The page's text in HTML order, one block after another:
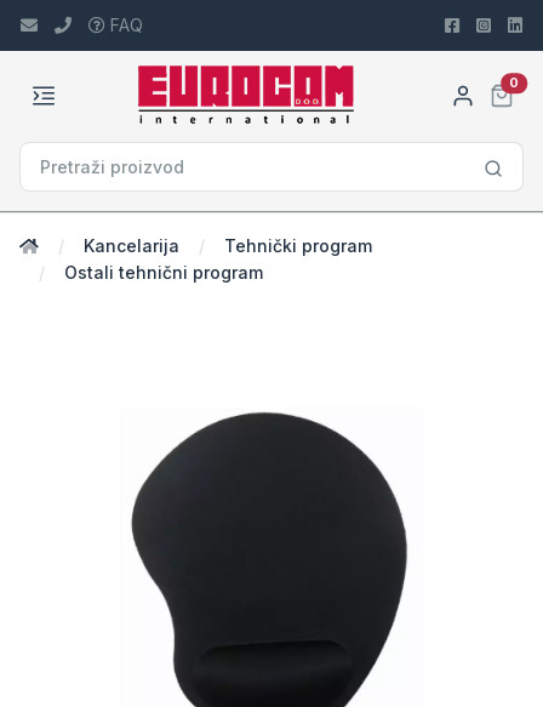
FAQ
0 cart
Kancelarija
Tehnički program
Ostali tehnični program